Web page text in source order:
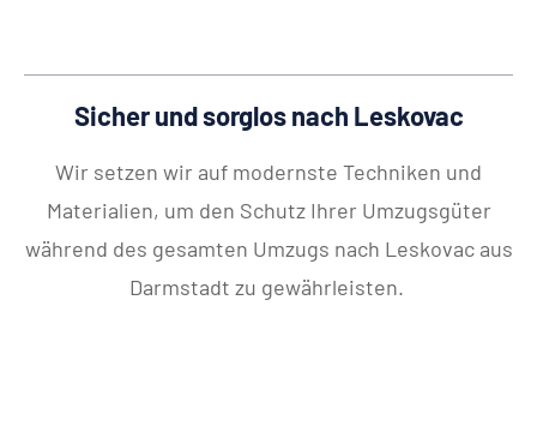
Sicher und sorglos nach Leskovac
Wir setzen wir auf modernste Techniken und
Materialien, um den Schutz Ihrer Umzugsgüter
während des gesamten Umzugs nach Leskovac aus
Darmstadt zu gewährleisten.